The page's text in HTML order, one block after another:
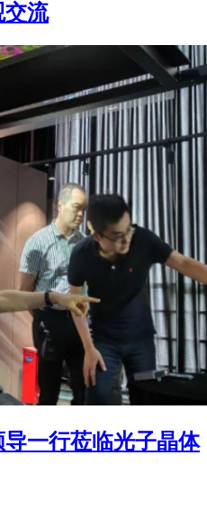
交流
一行莅临光子晶体